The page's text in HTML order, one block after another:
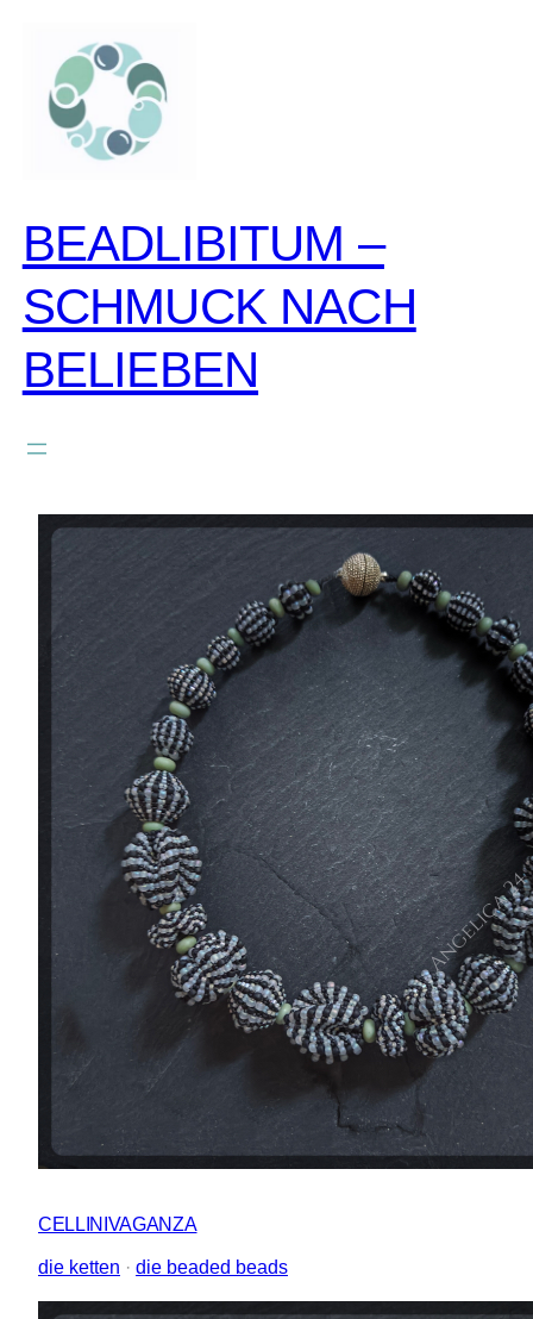
springen
BEADLIBITUM –
SCHMUCK NACH
BELIEBEN
CELLINIVAGANZA
die ketten · die beaded beads